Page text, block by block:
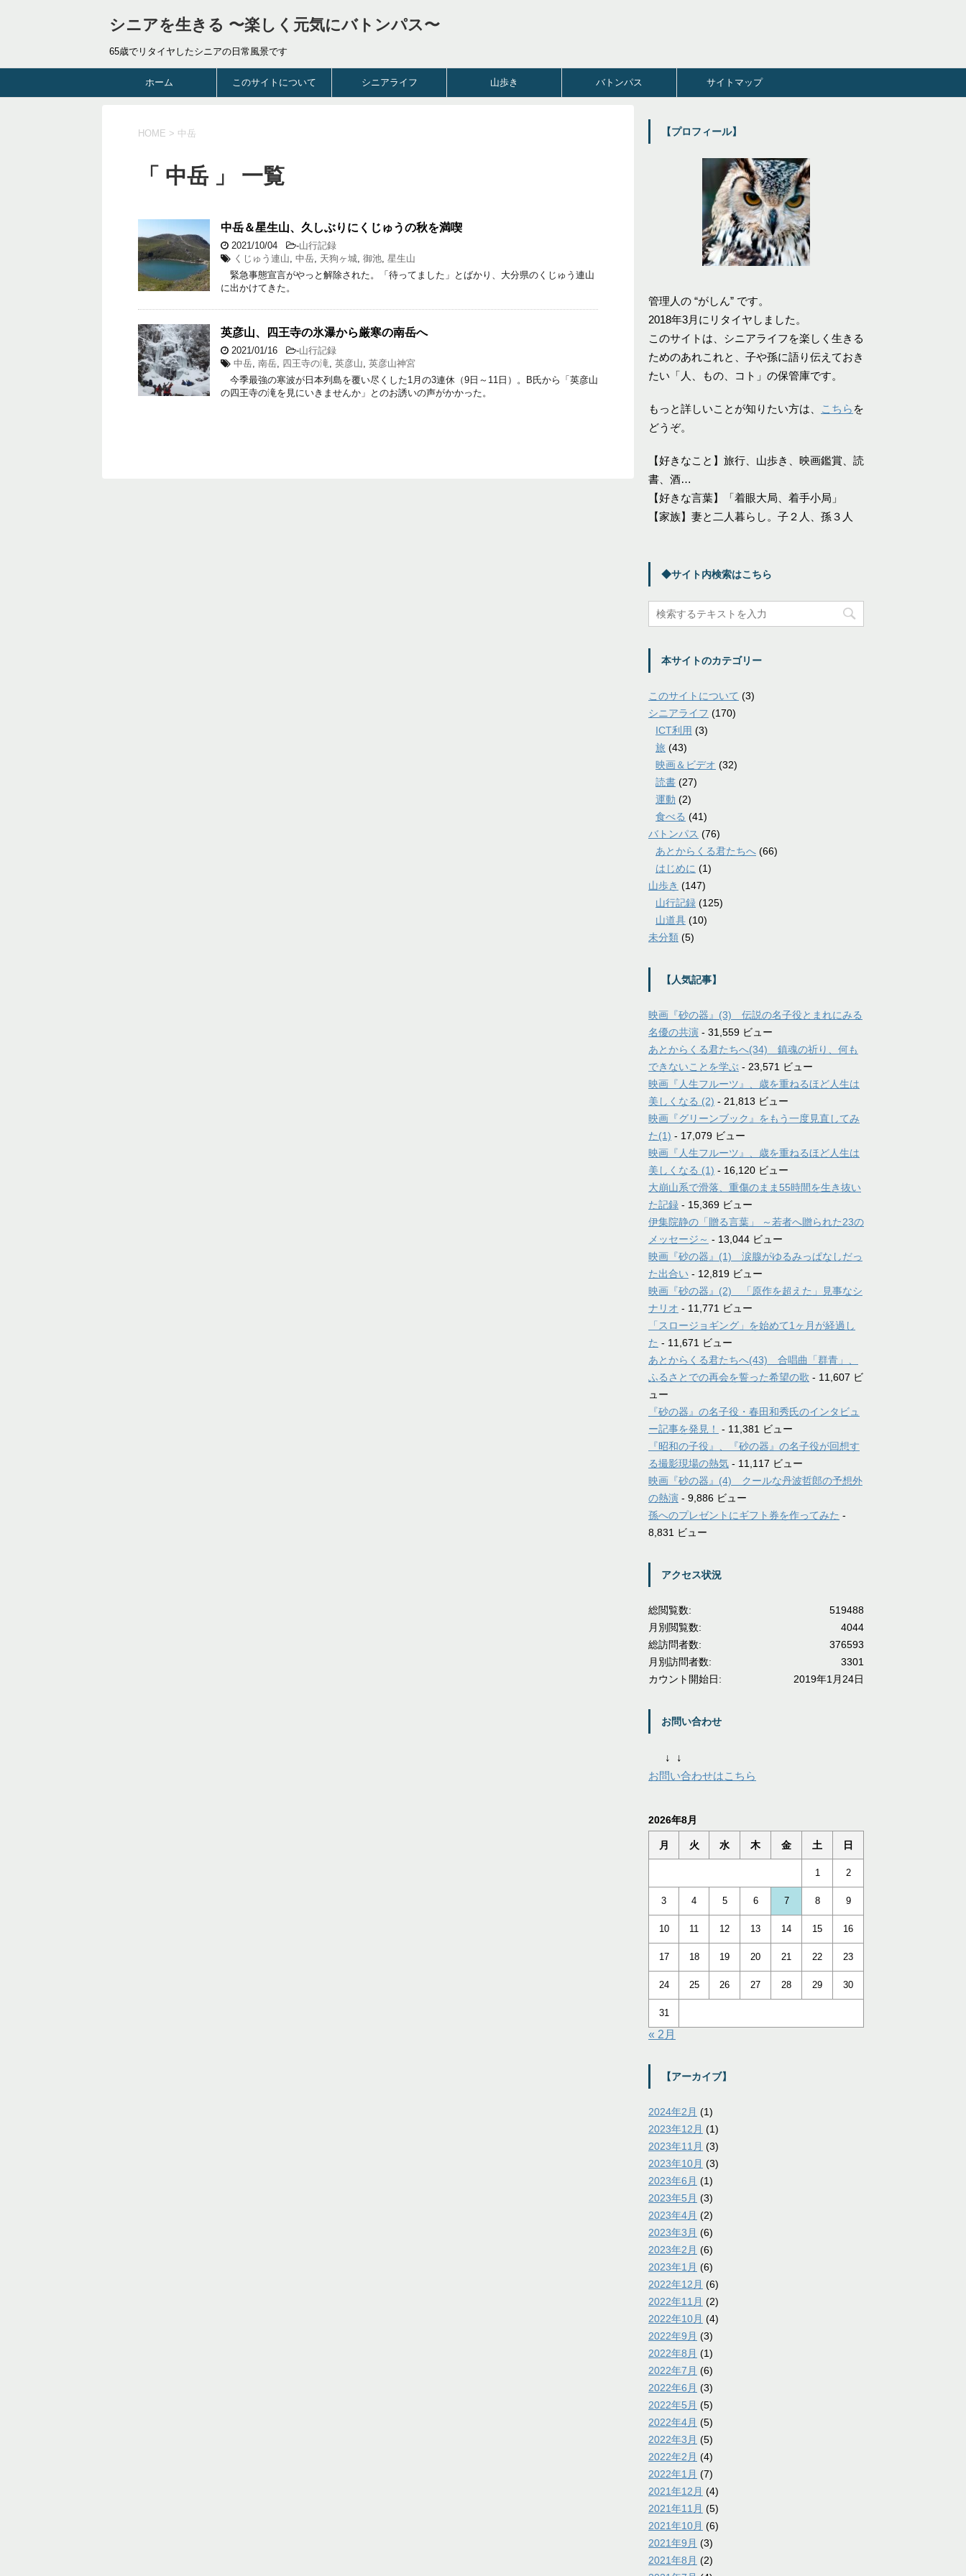
シニアを生きる 〜楽しく元気にバトンパス〜
65歳でリタイヤしたシニアの日常風景です
ホーム このサイトについて シニアライフ 山歩き バトンパス サイトマップ
HOME > 中岳
「 中岳 」 一覧
中岳＆星生山、久しぶりにくじゅうの秋を満喫
2021/10/04 -山行記録
くじゅう連山, 中岳, 天狗ヶ城, 御池, 星生山
緊急事態宣言がやっと解除された。「待ってました」とばかり、大分県のくじゅう連山
に出かけてきた。
英彦山、四王寺の氷瀑から厳寒の南岳へ
2021/01/16 -山行記録
中岳, 南岳, 四王寺の滝, 英彦山, 英彦山神宮
今季最強の寒波が日本列島を覆い尽くした1月の3連休（9日～11日）。B氏から「英彦山
の四王寺の滝を見にいきませんか」とのお誘いの声がかかった。
【プロフィール】
管理人の “がしん” です。
2018年3月にリタイヤしました。
このサイトは、シニアライフを楽しく生きる
ためのあれこれと、子や孫に語り伝えておき
たい「人、もの、コト」の保管庫です。
もっと詳しいことが知りたい方は、 こちら を
どうぞ。
【好きなこと】旅行、山歩き、映画鑑賞、読
書、酒…
【好きな言葉】「着眼大局、着手小局」
【家族】妻と二人暮らし。子２人、孫３人
◆サイト内検索はこちら
本サイトのカテゴリー
このサイトについて (3)
シニアライフ (170)
ICT利用 (3)
旅 (43)
映画＆ビデオ (32)
読書 (27)
運動 (2)
食べる (41)
バトンパス (76)
あとからくる君たちへ (66)
はじめに (1)
山歩き (147)
山行記録 (125)
山道具 (10)
未分類 (5)
【人気記事】
映画『砂の器』(3) 伝説の名子役とまれにみる
名優の共演 - 31,559 ビュー
あとからくる君たちへ(34) 鎮魂の祈り、何も
できないことを学ぶ - 23,571 ビュー
映画『人生フルーツ』、歳を重ねるほど人生は
美しくなる (2) - 21,813 ビュー
映画『グリーンブック』をもう一度見直してみ
た(1) - 17,079 ビュー
映画『人生フルーツ』、歳を重ねるほど人生は
美しくなる (1) - 16,120 ビュー
大崩山系で滑落、重傷のまま55時間を生き抜い
た記録 - 15,369 ビュー
伊集院静の「贈る言葉」 ～若者へ贈られた23の
メッセージ～ - 13,044 ビュー
映画『砂の器』(1) 涙腺がゆるみっぱなしだっ
た出合い - 12,819 ビュー
映画『砂の器』(2) 「原作を超えた」見事なシ
ナリオ - 11,771 ビュー
「スロージョギング」を始めて1ヶ月が経過し
た - 11,671 ビュー
あとからくる君たちへ(43) 合唱曲「群青」、
ふるさとでの再会を誓った希望の歌 - 11,607 ビ
ュー
『砂の器』の名子役・春田和秀氏のインタビュ
ー記事を発見！
- 11,381 ビュー
『昭和の子役』、『砂の器』の名子役が回想す
る撮影現場の熱気 - 11,117 ビュー
映画『砂の器』(4) クールな丹波哲郎の予想外
の熱演 - 9,886 ビュー
孫へのプレゼントにギフト券を作ってみた -
8,831 ビュー
アクセス状況
519488
総閲覧数:
4044
月別閲覧数:
376593
総訪問者数:
3301
月別訪問者数:
2019年1月24日
カウント開始日:
お問い合わせ
↓
↓
お問い合わせはこちら
2026年8月
月 火 水 木 金 土 日
1 2
3 4 5 6 7 8 9
10 11 12 13 14 15 16
17 18 19 20 21 22 23
24 25 26 27 28 29 30
31
« 2月
【アーカイブ】
2024年2月 (1)
2023年12月 (1)
2023年11月 (3)
2023年10月 (3)
2023年6月 (1)
2023年5月 (3)
2023年4月 (2)
2023年3月 (6)
2023年2月 (6)
2023年1月 (6)
2022年12月 (6)
2022年11月 (2)
2022年10月 (4)
2022年9月 (3)
2022年8月 (1)
2022年7月 (6)
2022年6月 (3)
2022年5月 (5)
2022年4月 (5)
2022年3月 (5)
2022年2月 (4)
2022年1月 (7)
2021年12月 (4)
2021年11月 (5)
2021年10月 (6)
2021年9月 (3)
2021年8月 (2)